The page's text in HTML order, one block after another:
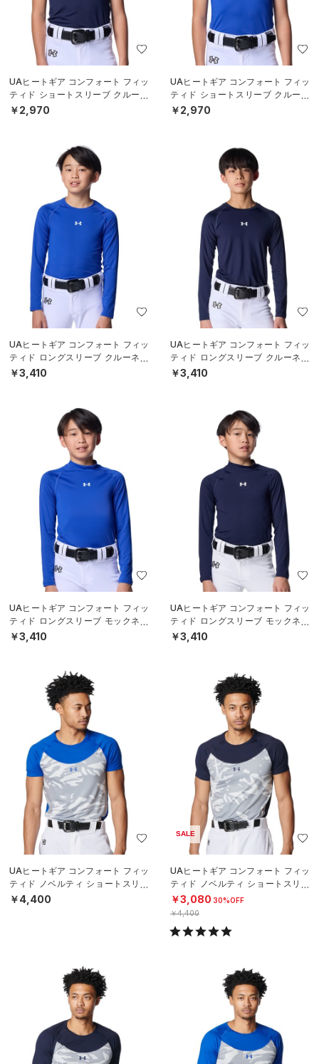
UAヒートギア コンフォート フィッ
ティド ショートスリーブ クルーネ
ック シャツ（ベースボール/BOY
￥2,970
UAヒートギア コンフォート フィッ
ティド ショートスリーブ クルーネ
ック シャツ（ベースボール/BOY
￥2,970
UAヒートギア コンフォート フィッ
ティド ロングスリーブ クルーネッ
ク シャツ（ベースボール/BOYS）
￥3,410
UAヒートギア コンフォート フィッ
ティド ロングスリーブ クルーネッ
ク シャツ（ベースボール/BOYS）
￥3,410
UAヒートギア コンフォート フィッ
ティド ロングスリーブ モックネッ
ク シャツ（ベースボール/BOYS）
￥3,410
UAヒートギア コンフォート フィッ
ティド ロングスリーブ モックネッ
ク シャツ（ベースボール/BOYS）
￥3,410
UAヒートギア コンフォート フィッ
ティド ノベルティ ショートスリー
ブ クルーネック シャツ（ベースボ
￥4,400
SALE
UAヒートギア コンフォート フィッ
ティド ノベルティ ショートスリー
ブ クルーネック シャツ（ベースボ
ール
￥3,080 30%OFF
￥4,400